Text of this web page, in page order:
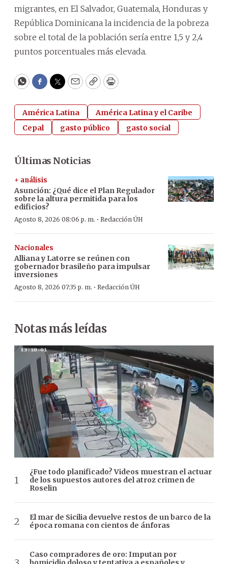
migrantes, en El Salvador, Guatemala, Honduras y
República Dominicana la incidencia de la pobreza
sobre el total de la población sería entre 1,5 y 2,4
puntos porcentuales más elevada.
WhatsApp
Facebook
Twitter
EmailCopyPrint
América Latina
América Latina y el Caribe
Cepal
gasto público gasto social
Últimas Noticias
+ análisis
Asunción: ¿Qué dice el Plan Regulador
sobre la altura permitida para los
edificios?
Agosto 8, 2026 08:06 p. m. · Redacción ÚH
Nacionales
Alliana y Latorre se reúnen con
gobernador brasileño para impulsar
inversiones
Agosto 8, 2026 07:35 p. m. · Redacción ÚH
Notas más leídas
¿Fue todo planificado? Videos muestran el actuar
de los supuestos autores del atroz crimen de
Roselin
El mar de Sicilia devuelve restos de un barco de la
época romana con cientos de ánforas
Caso compradores de oro: Imputan por